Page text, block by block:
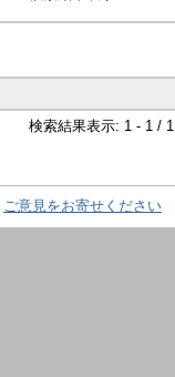
検索結果表示: 1 - 1 / 1
ご意見をお寄せください